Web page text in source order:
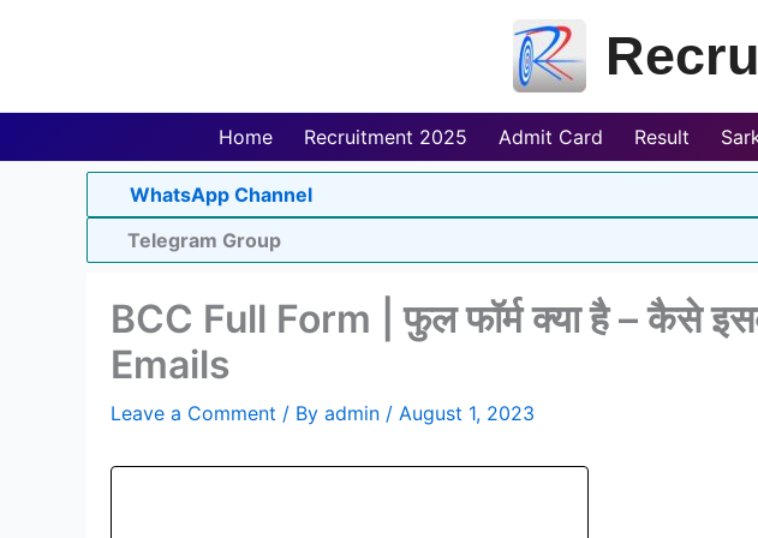
Home Recruitment 2025 Admit Card Result
WhatsApp Channel
Telegram Group
BCC Full Form | फुल फॉर्म क्या है – कैसे
Emails
Leave a Comment / By admin / August 1, 2023